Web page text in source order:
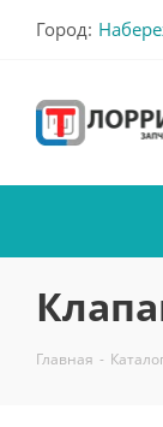
Город:
Главная -